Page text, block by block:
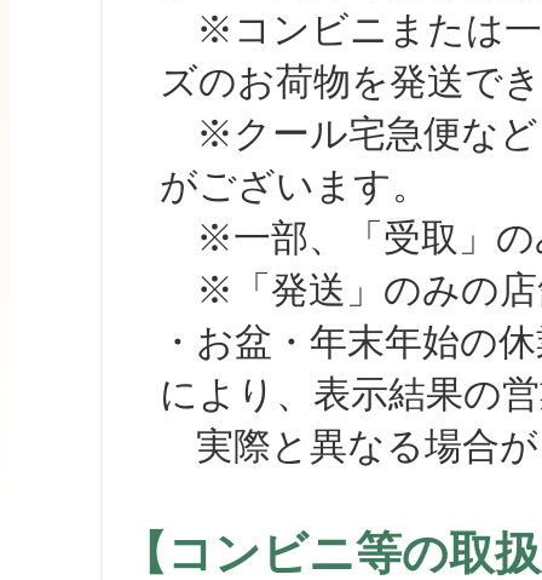
※コンビニまたは一
ズのお荷物を発送で
※クール宅急便など
がございます。
※一部、「受取」の
※「発送」のみの店
・お盆・年末年始の
により、表示結果の
実際と異なる場合が
【コンビニ等の取